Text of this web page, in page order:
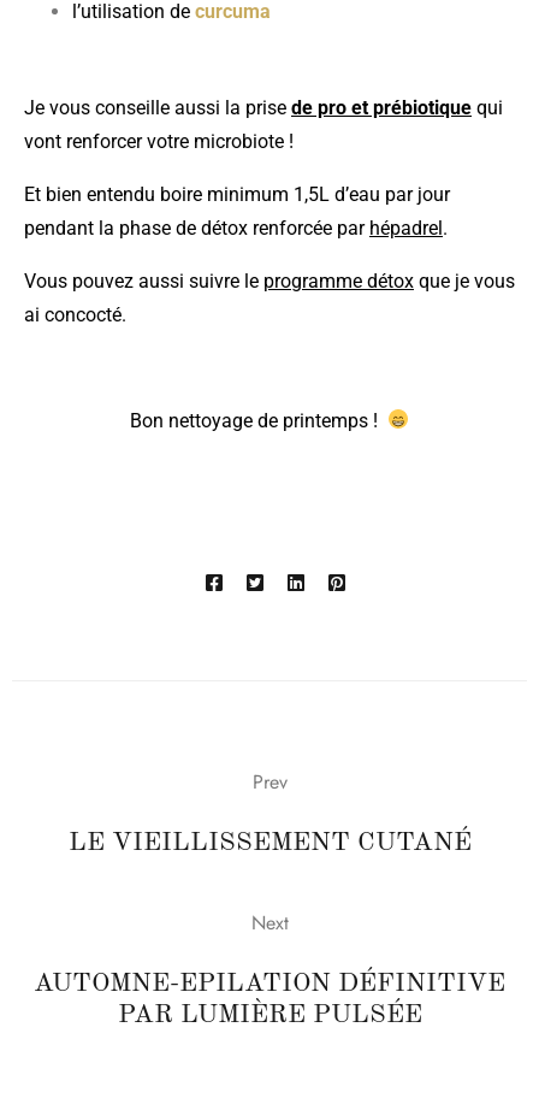
l’utilisation de curcuma
Je vous conseille aussi la prise de pro et prébiotique qui
vont renforcer votre microbiote !
Et bien entendu boire minimum 1,5L d’eau par jour
pendant la phase de détox renforcée par hépadrel.
Vous pouvez aussi suivre le programme détox que je vous
ai concocté.
Bon nettoyage de printemps !
Prev
LE VIEILLISSEMENT CUTANÉ
Next
AUTOMNE-EPILATION DÉFINITIVE
PAR LUMIÈRE PULSÉE